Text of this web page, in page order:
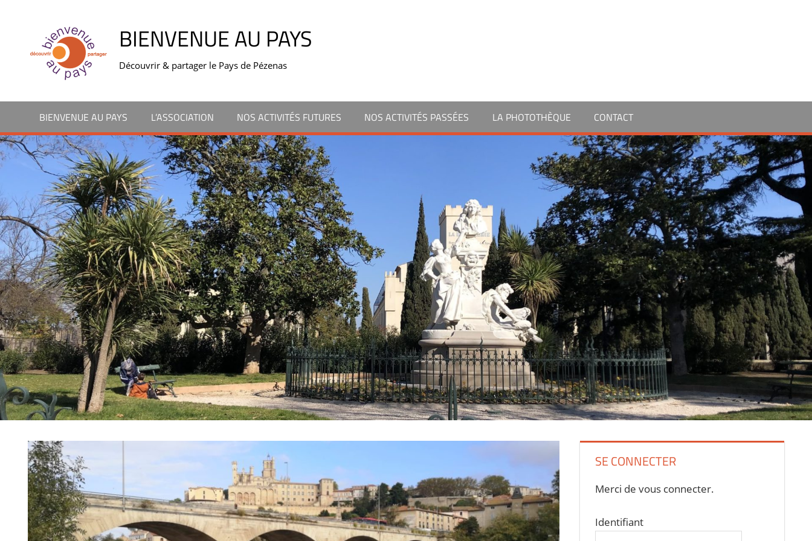
BIENVENUE AU PAYS
Découvrir & partager le Pays de Pézenas
BIENVENUE AU PAYS L’ASSOCIATION NOS ACTIVITÉS FUTURES NOS ACTIVITÉS PASSÉES LA PHOTOTHÈQUE CONTACT
SE CONNECTER
Merci de vous connecter.
Identifiant